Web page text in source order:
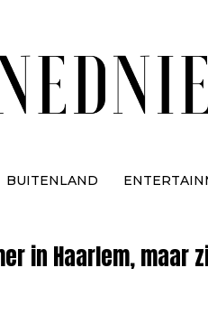
BUITENLAND
in Haarlem, maar